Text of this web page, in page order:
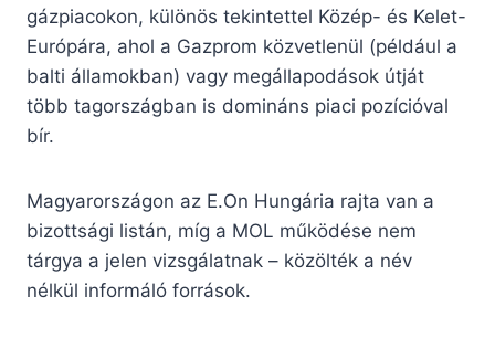
gázpiacokon, különös tekintettel Közép- és Kelet-
Európára, ahol a Gazprom közvetlenül (például a
balti államokban) vagy megállapodások útját
több tagországban is domináns piaci pozícióval
bír.
Magyarországon az E.On Hungária rajta van a
bizottsági listán, míg a MOL működése nem
tárgya a jelen vizsgálatnak – közölték a név
nélkül informáló források.